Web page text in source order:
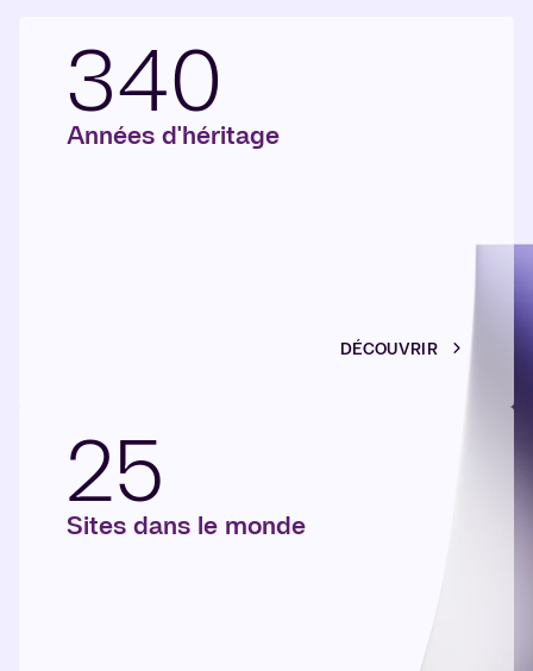
340
Années d'héritage
DÉCOUVRIR
25
Sites dans le monde